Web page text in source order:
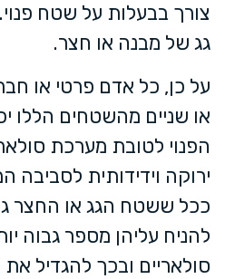
צורך בבעלות על שטח
גג של מבנה או חצר.
על כן, כל אדם פרטי או
או שניים מהשטחים הללו
הפנוי לטובת מערכת
ירוקה וידידותית לסביבה
ככל ששטח הגג או החצר
להניח עליהן מספר גבוה
סולאריים ובכך להגדיל